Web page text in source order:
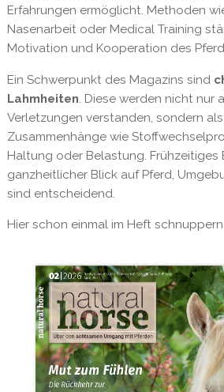
Erfahrungen ermöglicht. Methoden
Nasenarbeit oder Medical Training
Motivation und Kooperation des
Ein Schwerpunkt des Magazins sind
Lahmheiten. Diese werden nicht nur
Verletzungen verstanden, sondern
Zusammenhänge wie
Haltung oder Belastung. Frühzeitiges
ganzheitlicher Blick auf Pferd,
sind entscheidend.
Hier schon einmal im Heft schnuppern